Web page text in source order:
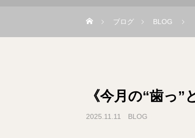
ブログ BLOG
《今月の“歯っ
2025.11.11 BLOG